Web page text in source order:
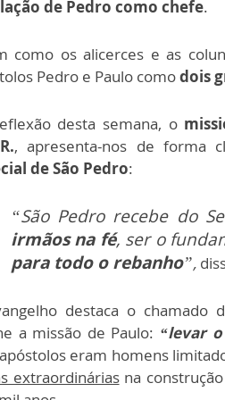
de Pedro como chefe.
como os alicerces e as
Pedro e Paulo comodois
desta semana, o
, apresenta-nos de forma
de São Pedro:
“São Pedro recebe do
irmãos na fé, ser o
para todo o rebanho”,
destaca o chamado
a missão de Paulo: “levar
eram homens
extraordináriasna